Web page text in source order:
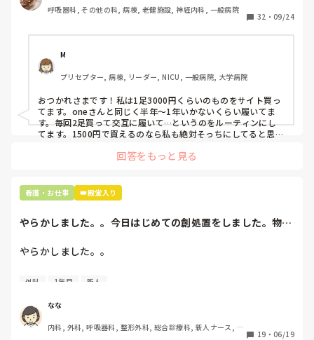
すぐに汚くなるので1,500円は絶対に超えたくない思いがあ
半年〜1年未満で交換しています。
職場の人が「ナースシューズに3000円以上は出せない」っ
て言ってて、わたしの倍額は出せるのか！とびっくりしたの
で、世の皆さんはどうなのかなと…🤔
呼吸器科, その他の科, 病棟, 老健施設, 神経内科, 一般病院
32 ・ 09/24
M
プリセプター, 病棟, リーダー, NICU, 一般病院, 大学病院
おつかれさまです！私は1足3000円くらいのものをサイト買っ
てます。oneさんと同じく半年〜1年いかないくらい履いてま
す。毎回2足買って交互に履いて…というのをルーティンにし
てます。1500円で買えるのなら私も絶対そっちにしてると思う
回答をもっと見る
看護・お仕事 👑殿堂入り
やらかしました。。今日はじめての創処置をしました。物品
やらかしました。。
今日はじめての創処置をしました。
ゴミと一緒に、ノリで鑷子達を捨てました。。
患者に使用した物品は使い捨て、という認識が頭の中にあっ
て…。
外科 1年目 新人
なな
内科, 外科, 呼吸器科, 整形外科, 総合診療科, 新人ナース, 脳
19 ・ 06/19